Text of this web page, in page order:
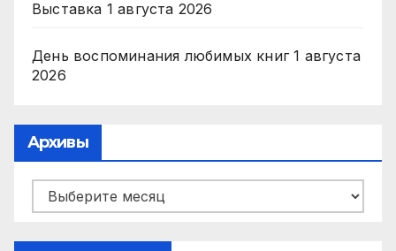
Выставка 1 августа 2026
День воспоминания любимых книг 1 августа
2026
Архивы
Архивы